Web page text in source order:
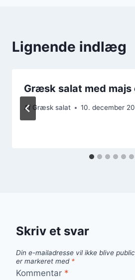
Lignende indlæg
Græsk salat med majs
Af Græsk salat 10. december
Skriv et svar
Din e-mailadresse vil ikke blive
er markeret med *
Kommentar *